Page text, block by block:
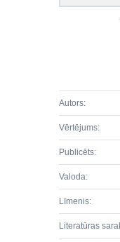
Autors:
Vērtējums:
Publicēts:
Valoda:
Līmenis:
Literatūras